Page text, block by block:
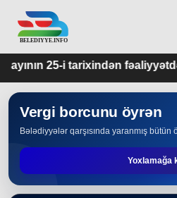
fəaliyyətdədir.
Vergi borcunu öyrən
Bələdiyyələr qarşısında yaranmış
Yoxlamağa